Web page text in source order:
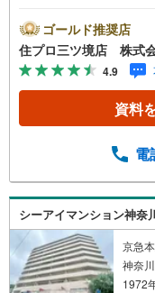
間市エリアに
リアの不動産
で販売する物
合せ下さい！ -------------- 弊社独自
ム 弊社では
資金アドバイ
【定年時の住
ナス】これか
まる【住宅ロ
費用負担】住
明確にしてい
ゴールド推奨店
住プロ三ツ境店 株式
4.9
資料
電
シーアイマンション神奈
京急
神奈
1972